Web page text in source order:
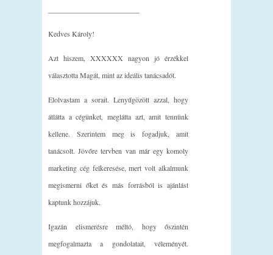
Kedves Károly!
Azt hiszem, XXXXXX nagyon jó érzékkel
választotta Magát, mint az ideális tanácsadót.
Elolvastam a sorait. Lenyűgözött azzal, hogy
átlátta a cégünket, meglátta azt, amit tennünk
kellene. Szerintem meg is fogadjuk, amit
tanácsolt. Jövőre tervben van már egy komoly
marketing cég felkeresése, mert volt alkalmunk
megismerni őket és más forrásból is ajánlást
kaptunk hozzájuk.
Igazán elismerésre méltó, hogy őszintén
megfogalmazta a gondolatait, véleményét.